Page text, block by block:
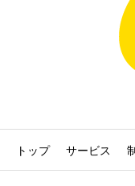
トップ サービス